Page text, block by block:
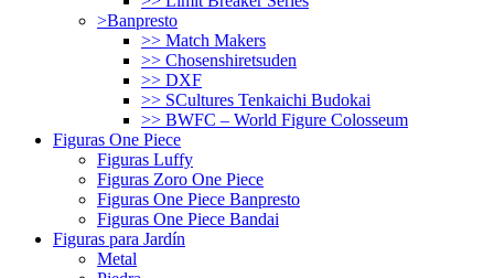
>Banpresto
>> Match Makers
>> Chosenshiretsuden
>> DXF
>> SCultures Tenkaichi Budokai
>> BWFC – World Figure Colosseum
Figuras One Piece
Figuras Luffy
Figuras Zoro One Piece
Figuras One Piece Banpresto
Figuras One Piece Bandai
Figuras para Jardín
Metal